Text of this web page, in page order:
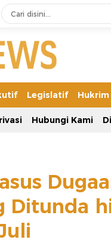
Legislatif Hukrim
Hubungi Kami
Ditunda